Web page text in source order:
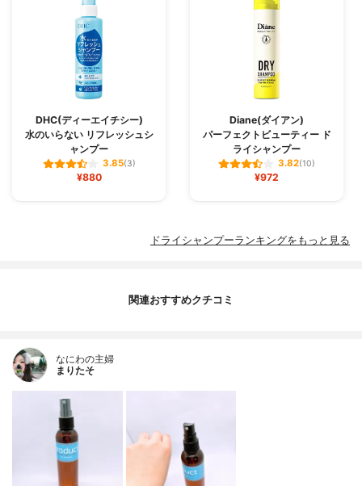
DHC(ディーエイチシー)
水のいらない リフレッシュシ
ャンプー
3.85(3)
¥880
Diane(ダイアン)
パーフェクトビューティー ド
ライシャンプー
3.82(10)
¥972
ドライシャンプーランキングをもっと見る
関連おすすめクチコミ
なにわの主婦
まりたそ